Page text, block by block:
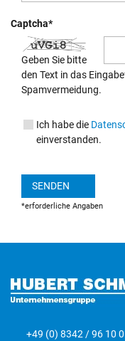
Captcha*
Geben Sie bitte
den Text in das
Spamvermeidung.
Ich habe die
einverstanden.
SENDEN
*erforderliche Angaben
+49 (0) 8342 / 96 10